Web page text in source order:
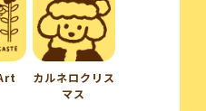
カルネロクリス
マス